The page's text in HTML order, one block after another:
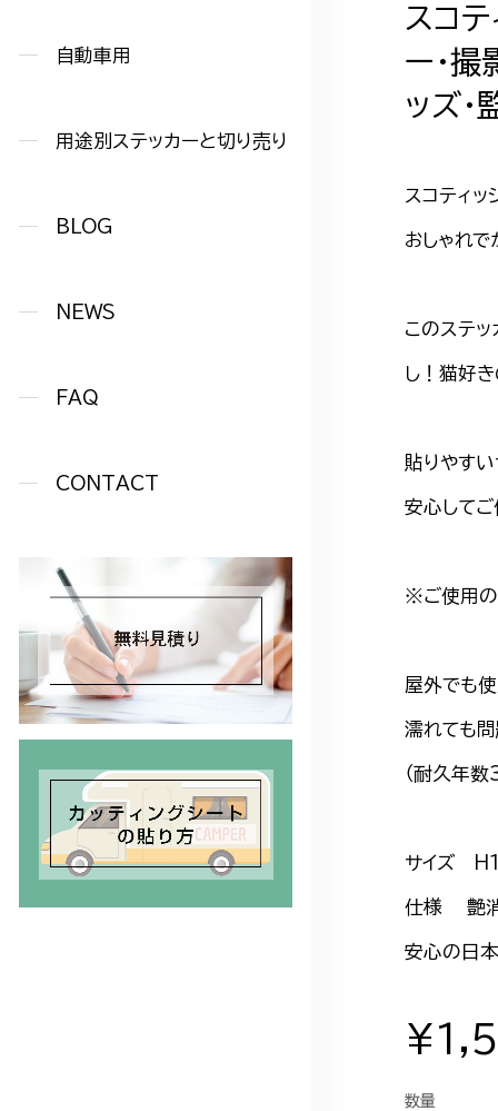
自動車用
用途別ステッカーと切り売り
BLOG
NEWS
FAQ
CONTACT
スコテ
ー・撮
ッズ・
スコティッ
おしゃれで
このステッ
し！猫好
貼りやすい
安心してご
※ご使用の
屋外でも
濡れても
（耐久年
サイズ
仕様 艶消
安心の日
数量